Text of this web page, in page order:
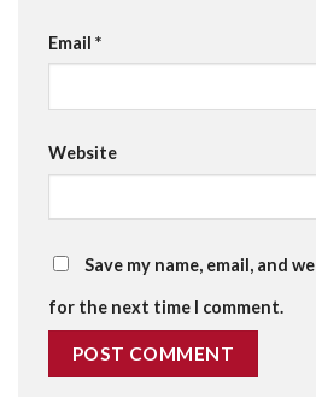
Email *
Website
Save my name, email, and
for the next time I comment.